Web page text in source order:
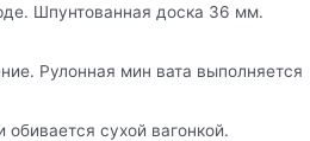
Шпунтованная доска 36 мм.
Рулонная мин вата выполняется
сухой вагонкой.